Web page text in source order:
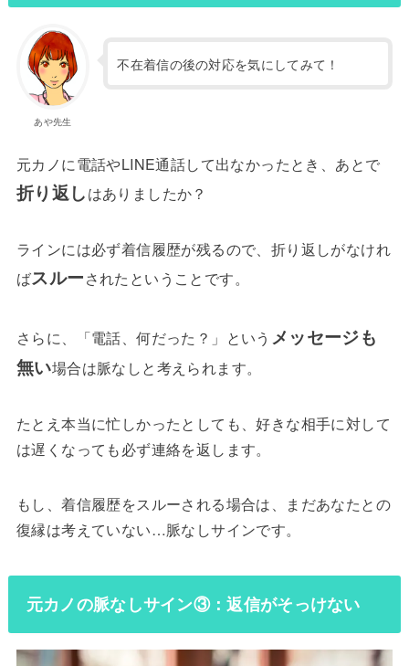
あや先生
不在着信の後の対応を気にしてみて！
元カノに電話やLINE通話して出なかったとき、あとで
折り返しはありましたか？
ラインには必ず着信履歴が残るので、折り返しがなけれ
ばスルーされたということです。
さらに、「電話、何だった？」という メッセージも
無い場合は脈なしと考えられます。
たとえ本当に忙しかったとしても、好きな相手に対して
は遅くなっても必ず連絡を返します。
もし、着信履歴をスルーされる場合は、まだあなたとの
復縁は考えていない…脈なしサインです。
元カノの脈なしサイン③：返信がそっけない